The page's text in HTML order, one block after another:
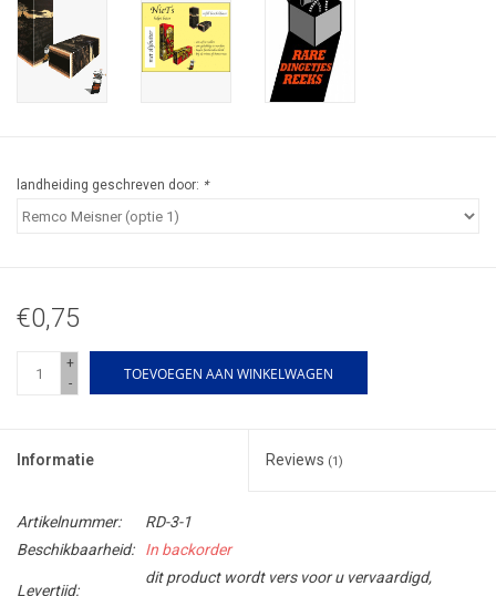
landheiding geschreven door: *
€0,75
+
-
TOEVOEGEN AAN WINKELWAGEN
Informatie Reviews (1)
Artikelnummer:
RD-3-1
Beschikbaarheid:
In backorder
Levertijd:
dit product wordt vers voor u vervaardigd,